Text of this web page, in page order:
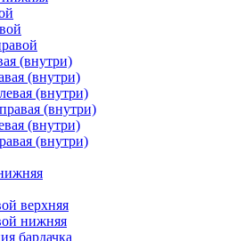
(внутри)
(внутри)
(внутри)
(внутри)
(внутри)
(внутри)
верхняя
нижняя
бардачка